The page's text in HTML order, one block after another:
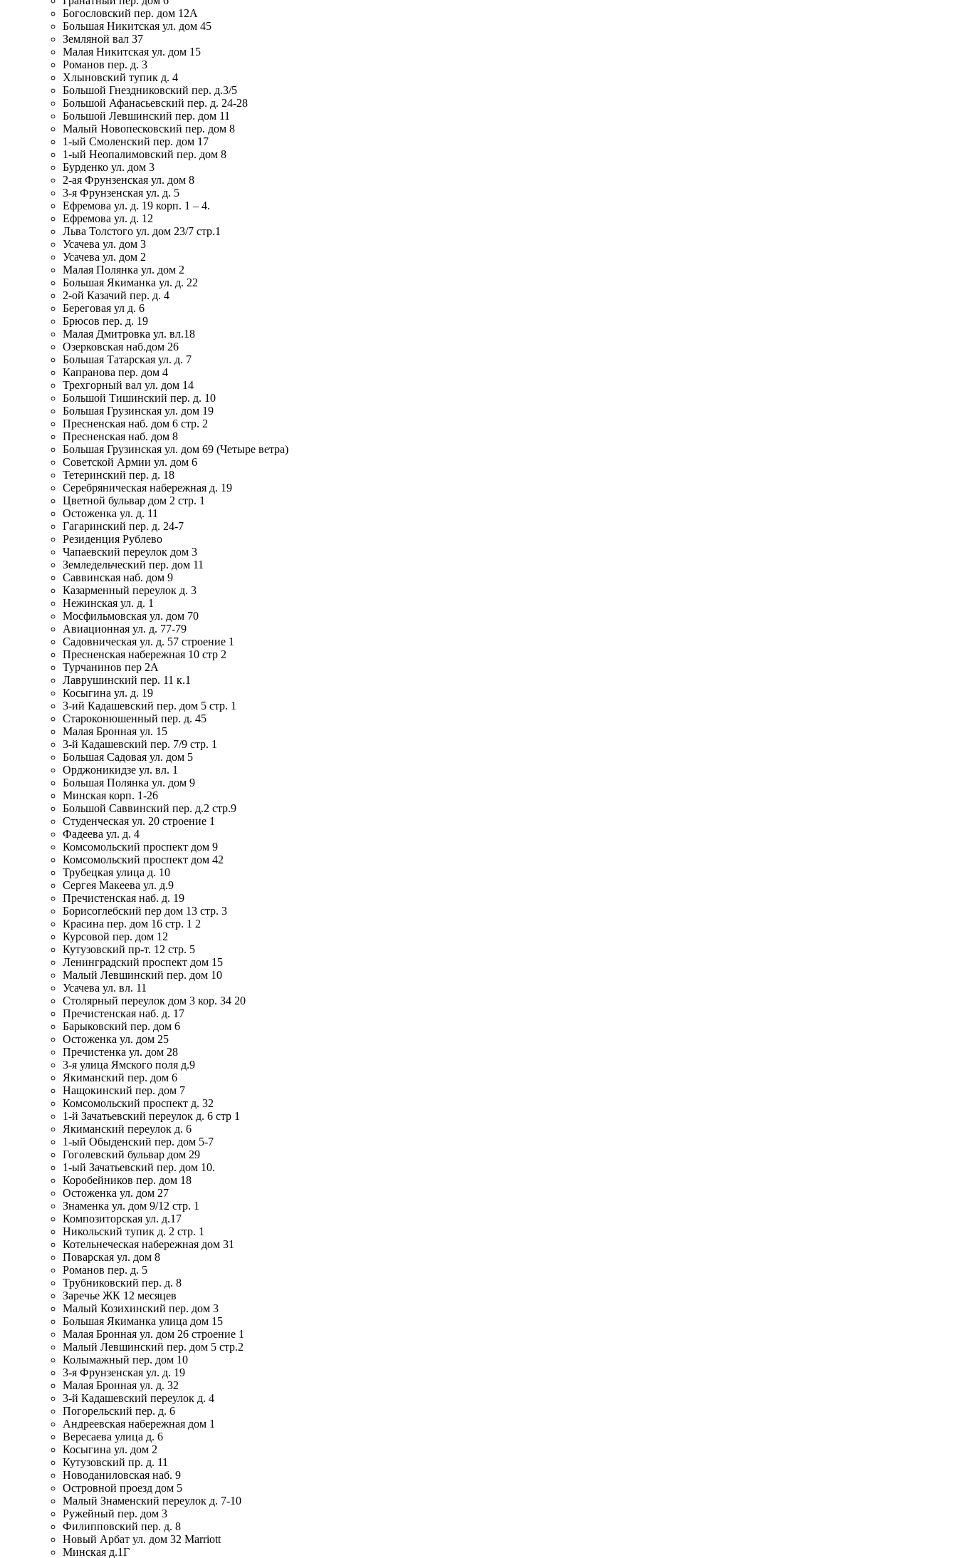
Богословский пер. дом 12А
Большая Никитская ул. дом 45
Земляной вал 37
Малая Никитская ул. дом 15
Романов пер. д. 3
Хлыновский тупик д. 4
Большой Гнездниковский пер. д.3/5
Большой Афанасьевский пер. д. 24-28
Большой Левшинский пер. дом 11
Малый Новопесковский пер. дом 8
1-ый Смоленский пер. дом 17
1-ый Неопалимовский пер. дом 8
Бурденко ул. дом 3
2-ая Фрунзенская ул. дом 8
3-я Фрунзенская ул. д. 5
Ефремова ул. д. 19 корп. 1 – 4.
Ефремова ул. д. 12
Льва Толстого ул. дом 23/7 стр.1
Усачева ул. дом 3
Усачева ул. дом 2
Малая Полянка ул. дом 2
Большая Якиманка ул. д. 22
2-ой Казачий пер. д. 4
Береговая ул д. 6
Брюсов пер. д. 19
Малая Дмитровка ул. вл.18
Озерковская наб.дом 26
Большая Татарская ул. д. 7
Капранова пер. дом 4
Трехгорный вал ул. дом 14
Большой Тишинский пер. д. 10
Большая Грузинская ул. дом 19
Пресненская наб. дом 6 стр. 2
Пресненская наб. дом 8
Большая Грузинская ул. дом 69 (Четыре ветра)
Советской Армии ул. дом 6
Тетеринский пер. д. 18
Серебряническая набережная д. 19
Цветной бульвар дом 2 стр. 1
Остоженка ул. д. 11
Гагаринский пер. д. 24-7
Резиденция Рублево
Чапаевский переулок дом 3
Земледельческий пер. дом 11
Саввинская наб. дом 9
Казарменный переулок д. 3
Нежинская ул. д. 1
Мосфильмовская ул. дом 70
Авиационная ул. д. 77-79
Садовническая ул. д. 57 строение 1
Пресненская набережная 10 стр 2
Турчанинов пер 2А
Лаврушинский пер. 11 к.1
Косыгина ул. д. 19
3-ий Кадашевский пер. дом 5 стр. 1
Староконюшенный пер. д. 45
Малая Бронная ул. 15
3-й Кадашевский пер. 7/9 стр. 1
Большая Садовая ул. дом 5
Орджоникидзе ул. вл. 1
Большая Полянка ул. дом 9
Минская корп. 1-26
Большой Саввинский пер. д.2 стр.9
Студенческая ул. 20 строение 1
Фадеева ул. д. 4
Комсомольский проспект дом 9
Комсомольский проспект дом 42
Трубецкая улица д. 10
Сергея Макеева ул. д.9
Пречистенская наб. д. 19
Борисоглебский пер дом 13 стр. 3
Красина пер. дом 16 стр. 1 2
Курсовой пер. дом 12
Кутузовский пр-т. 12 стр. 5
Ленинградский проспект дом 15
Малый Левшинский пер. дом 10
Усачева ул. вл. 11
Столярный переулок дом 3 кор. 34 20
Пречистенская наб. д. 17
Барыковский пер. дом 6
Остоженка ул. дом 25
Пречистенка ул. дом 28
3-я улица Ямского поля д.9
Якиманский пер. дом 6
Нащокинский пер. дом 7
Комсомольский проспект д. 32
1-й Зачатьевский переулок д. 6 стр 1
Якиманский переулок д. 6
1-ый Обыденский пер. дом 5-7
Гоголевский бульвар дом 29
1-ый Зачатьевский пер. дом 10.
Коробейников пер. дом 18
Остоженка ул. дом 27
Знаменка ул. дом 9/12 стр. 1
Композиторская ул. д.17
Никольский тупик д. 2 стр. 1
Котельнеческая набережная дом 31
Поварская ул. дом 8
Романов пер. д. 5
Трубниковский пер. д. 8
Заречье ЖК 12 месяцев
Малый Козихинский пер. дом 3
Большая Якиманка улица дом 15
Малая Бронная ул. дом 26 строение 1
Малый Левшинский пер. дом 5 стр.2
Колымажный пер. дом 10
3-я Фрунзенская ул. д. 19
Малая Бронная ул. д. 32
3-й Кадашевский переулок д. 4
Погорельский пер. д. 6
Андреевская набережная дом 1
Вересаева улица д. 6
Косыгина ул. дом 2
Кутузовский пр. д. 11
Новоданиловская наб. 9
Островной проезд дом 5
Малый Знаменский переулок д. 7-10
Ружейный пер. дом 3
Филипповский пер. д. 8
Новый Арбат ул. дом 32 Marriott
Минская д.1Г